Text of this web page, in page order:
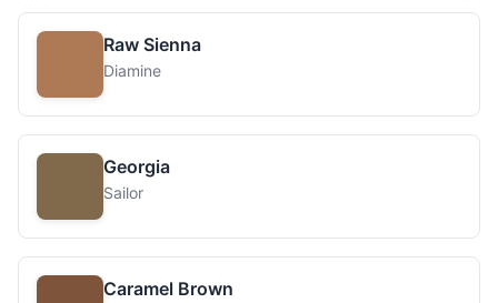
Raw Sienna
Diamine
Georgia
Sailor
Caramel Brown